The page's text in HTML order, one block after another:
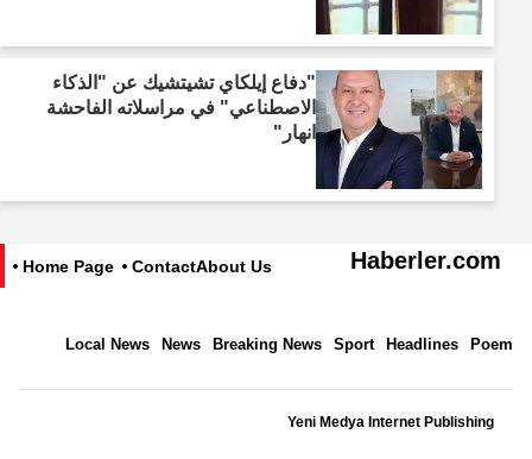
"دفاع إيلكاي تشيتشيك عن "الذكاء
الاصطناعي" في مراسلاته الفاحشة
انهار"
Haberler.com
About Us
Contact
Home Page
Poem
Headlines
Sport
Breaking News
News
Local News
Yeni Medya Internet Publishing